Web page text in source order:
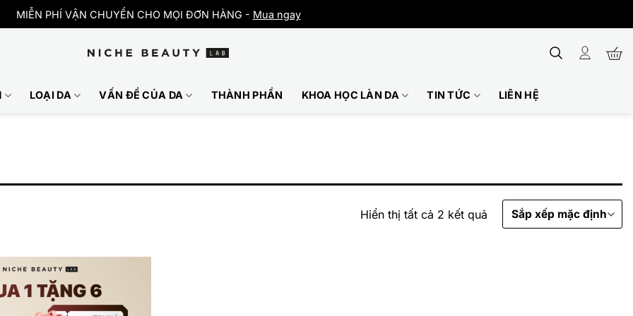
MIỄN PHÍ VẬN CHUYỂN CHO MỌI ĐƠN HÀNG - Mua ngay
LOẠI DA VẤN ĐỀ CỦA DA THÀNH PHẦN KHOA HỌC LÀN DA TIN TỨC LIÊN HỆ
Hiển thị tất cả 2 kết quả